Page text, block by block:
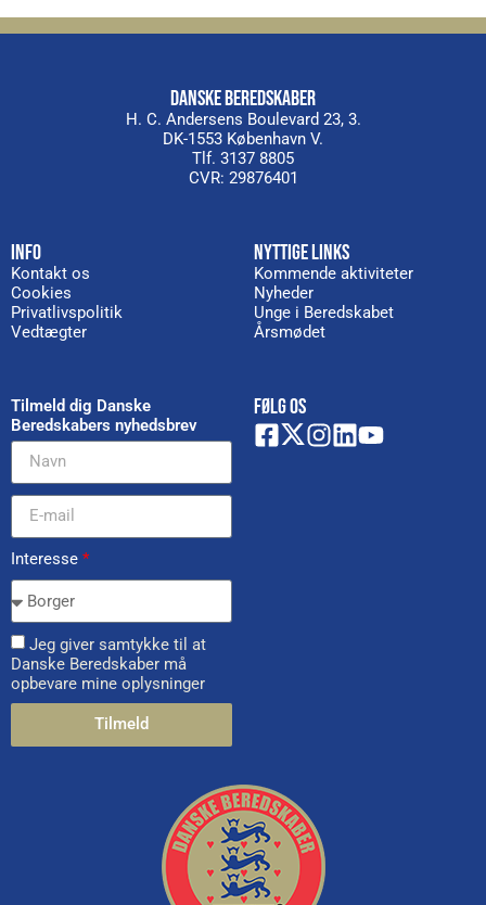
DANSKE BEREDSKABER
H. C. Andersens Boulevard 23, 3.
DK-1553 København V.
Tlf. 3137 8805
CVR: 29876401
INFO
Kontakt os
Cookies
Privatlivspolitik
Vedtægter
NYTTIGE LINKS
Kommende aktiviteter
Nyheder
Unge i Beredskabet
Årsmødet
Tilmeld dig Danske
Beredskabers nyhedsbrev
Interesse *
Jeg giver samtykke til at
Danske Beredskaber må
opbevare mine oplysninger
Tilmeld
FØLG OS